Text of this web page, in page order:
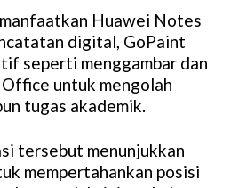
Huawei Notes
digital, GoPaint
seperti menggambar dan
untuk mengolah
tugas akademik.
tersebut menunjukkan
mempertahankan posisi